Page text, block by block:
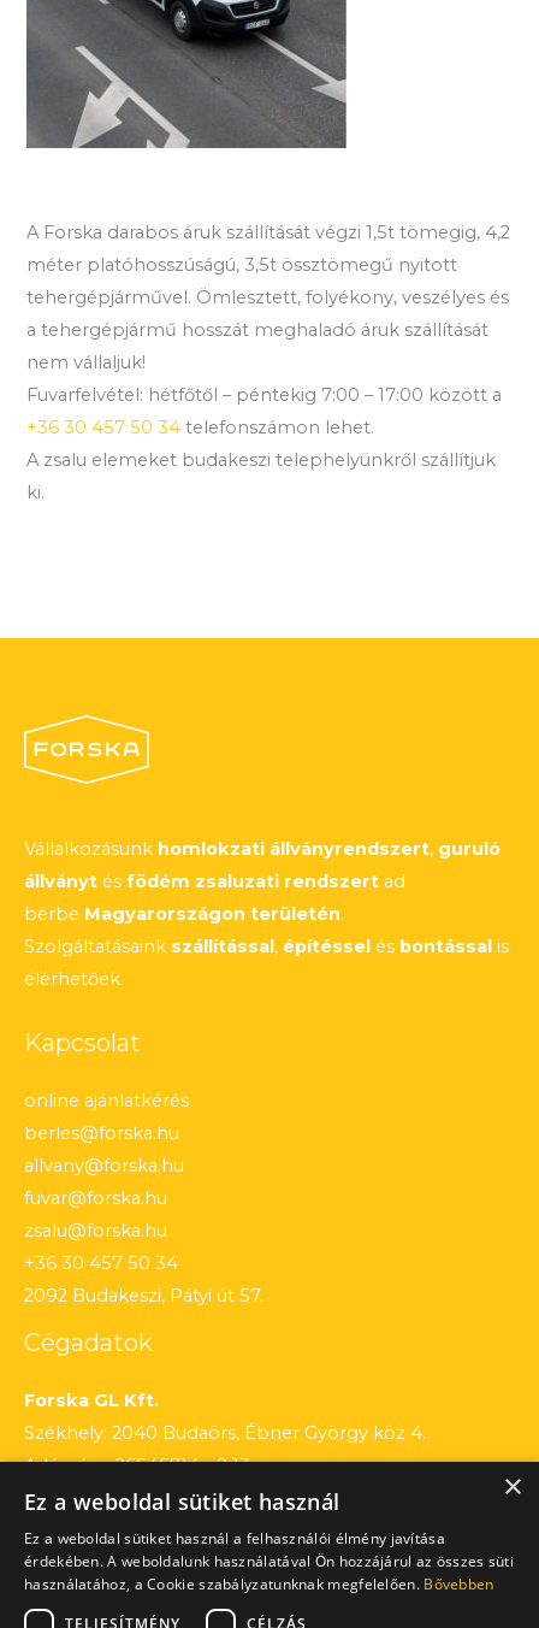
A Forska darabos áruk szállítását végzi 1,5t tömegig, 4,2
méter platóhosszúságú, 3,5t össztömegű nyitott
tehergépjárművel. Ömlesztett, folyékony, veszélyes és
a tehergépjármű hosszát meghaladó áruk szállítását
nem vállaljuk!
Fuvarfelvétel: hétfőtől – péntekig 7:00 – 17:00 között a
+36 30 457 50 34 telefonszámon lehet.
A zsalu elemeket budakeszi telephelyünkről szállítjuk
ki.
Vállalkozásunk homlokzati állványrendszert, guruló
állványt és födém zsaluzati rendszert ad
bérbe Magyarországon területén.
Szolgáltatásaink szállítással, építéssel és bontással is
elérhetőek.
Kapcsolat
online ajánlatkérés
berles@forska.hu
allvany@forska.hu
fuvar@forska.hu
zsalu@forska.hu
+36 30 457 50 34
2092 Budakeszi, Pátyi út 57.
Cégadatok
Forska GL Kft.
Székhely: 2040 Budaörs, Ébner György köz 4.
Adószám: 26545714 – 2 13
Cégjegyzékszám: 13 – 09 – 195803
Számlaszám: 12010154 – 01660751 – 00100001
×
Ez a weboldal sütiket használ
Ez a weboldal sütiket használ a felhasználói élmény javítása
érdekében. A weboldalunk használatával Ön hozzájárul az összes süti
használatához, a Cookie szabályzatunknak megfelelően. Bővebben
TELJESÍTMÉNY
CÉLZÁS